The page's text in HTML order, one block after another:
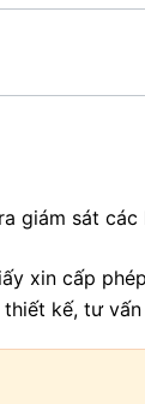
giám sát
xin cấp
thiết kế, tư